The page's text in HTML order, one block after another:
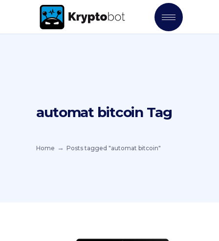
automat bitcoin Tag
Home Posts tagged "automat bitcoin"